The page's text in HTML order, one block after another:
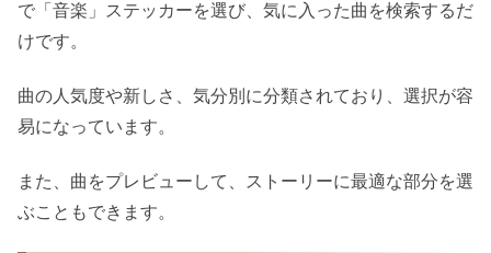
で「音楽」ステッカーを選び、気に入った曲を検索するだ
けです。
曲の人気度や新しさ、気分別に分類されており、選択が容
易になっています。
また、曲をプレビューして、ストーリーに最適な部分を選
ぶこともできます。